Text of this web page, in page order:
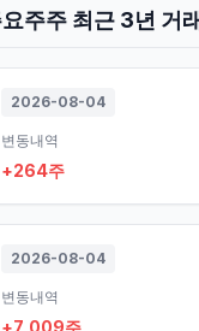
주주 최근 3년 거
2026-08-04
변동내역
+264주
2026-08-04
변동내역
+7,009주